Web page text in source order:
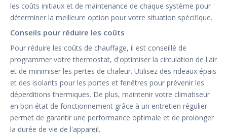
les coûts initiaux et de maintenance de chaque système pour
déterminer la meilleure option pour votre situation spécifique.
Conseils pour réduire les coûts
Pour réduire les coûts de chauffage, il est conseillé de
programmer votre thermostat, d'optimiser la circulation de l'air
et de minimiser les pertes de chaleur. Utilisez des rideaux épais
et des isolants pour les portes et fenêtres pour prévenir les
déperditions thermiques. De plus, maintenir votre climatiseur
en bon état de fonctionnement grâce à un entretien régulier
permet de garantir une performance optimale et de prolonger
la durée de vie de l'appareil.